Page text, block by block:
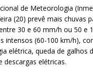
de Meteorologia
(20) prevê mais chuvas
30 e 60 mm/h ou 50 e
intensos (60-100 km/h),
elétrica, queda de galhos
descargas elétricas.